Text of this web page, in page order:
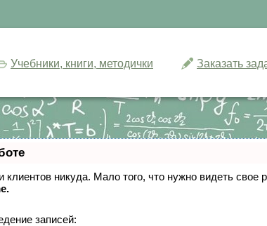
Учебники, книги, методички Заказать
клиентов никуда. Мало того, что нужно видеть
записей: